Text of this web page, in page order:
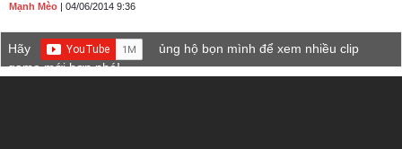
Mạnh Mèo | 04/06/2014 9:36
Hãy
ủng hộ bọn mình để xem nhiều clip
game mới hơn nhé!